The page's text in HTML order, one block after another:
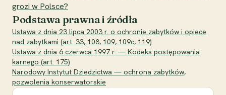
grozi w Polsce?
Podstawa prawna i źródła
Ustawa z dnia 23 lipca 2003 r. o ochronie zabytków i opiece
nad zabytkami (art. 33, 108, 109, 109c, 119)
Ustawa z dnia 6 czerwca 1997 r. — Kodeks postępowania
karnego (art. 175)
Narodowy Instytut Dziedzictwa — ochrona zabytków,
pozwolenia konserwatorskie